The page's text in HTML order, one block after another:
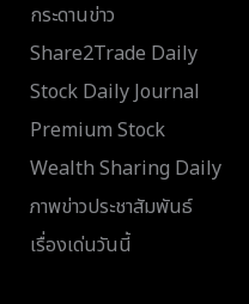
กระดานข่าว
Share2Trade Daily
Stock Daily Journal
Premium Stock
Wealth Sharing Daily
ภาพข่าวประชาสัมพันธ์
เรื่องเด่นวันนี้